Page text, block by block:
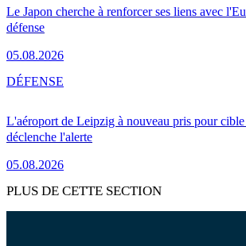
Le Japon cherche à renforcer ses liens avec
défense
05.08.2026
L'aéroport de Leipzig à nouveau pris pour
déclenche l'alerte
05.08.2026
DÉFENSE
PLUS DE CETTE SECTION